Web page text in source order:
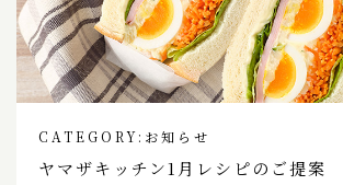
CATEGORY: お知らせ
ヤマザキッチン1月レシピのご提案